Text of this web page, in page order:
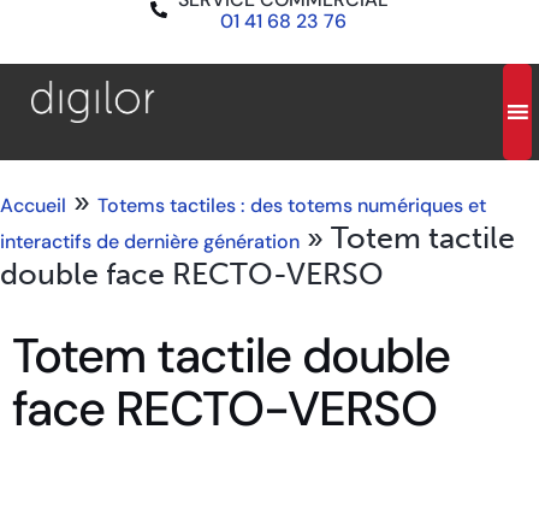
01 41 68 23 76
Accueil » Totems tactiles : des totems numériques et
interactifs de dernière génération » Totem tactile
double face RECTO-VERSO
Totem tactile double
face RECTO-VERSO